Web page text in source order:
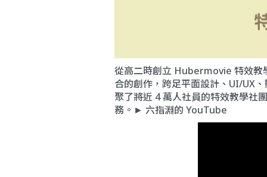
從高二時創立 Hubermovie 特效教
合的創作，跨足平面設計、UI/UX
聚了將近 4 萬人社員的特效教學社
務。► 六指淵的 YouTube